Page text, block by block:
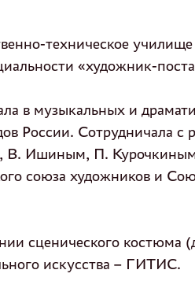
техническое
«художник-
в музыкальных и
России. Сотрудничала
Ишиным, П. Курочкиным
союза художников и
сценического костюма
искусства – ГИТИС.